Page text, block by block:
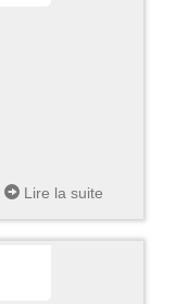
Lire la suite